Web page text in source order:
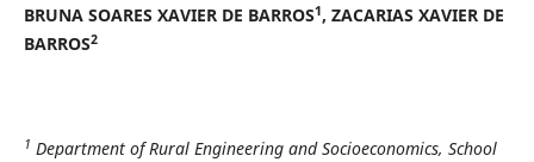
BRUNA SOARES XAVIER DE BARROS1, ZACARIAS XAVIER DE
BARROS2
1 Department of Rural Engineering and Socioeconomics, School